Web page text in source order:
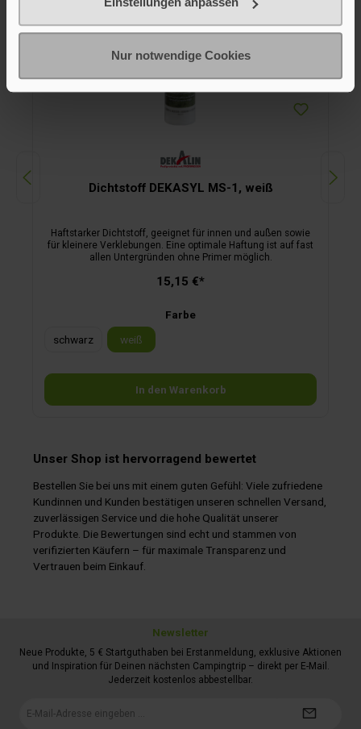
Nur notwendige Cookies
Dichtstoff DEKASYL MS-1, weiß
Haftstarker Dichtstoff, geeignet für innen und außen sowie
für kleinere Verklebungen. Eine optimale Haftung ist auf fast
allen Untergründen ohne Primer möglich.
15,15 €*
Farbe
schwarz
weiß
In den Warenkorb
Unser Shop ist hervorragend bewertet
Bestellen Sie bei uns mit einem guten Gefühl: Viele zufriedene
Kundinnen und Kunden bestätigen unseren schnellen Versand,
zuverlässigen Service und die hohe Qualität unserer
Produkte. Die Bewertungen sind echt und stammen von
verifizierten Käufern – für maximale Transparenz und
Vertrauen beim Einkauf.
Newsletter
Neue Produkte, 5 € Startguthaben bei Erstanmeldung, exklusive Aktionen
und Inspiration für Deinen nächsten Campingtrip – direkt per E-Mail.
Jederzeit kostenlos abbestellbar.